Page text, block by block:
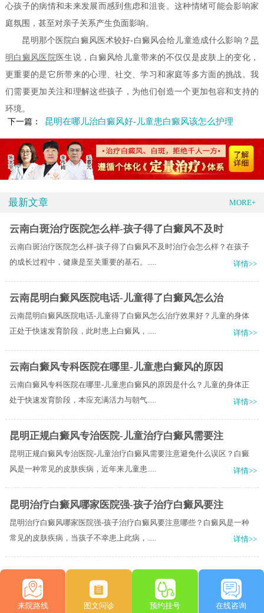
心孩子的病情和未来发展而感到焦虑和沮丧。这种情绪可能会影响家
庭氛围，甚至对亲子关系产生负面影响。
昆明那个医院白癜风医术较好-白癜风会给儿童造成什么影响？ 昆
明白癜风医院 医生说，白癜风给儿童带来的不仅仅是皮肤上的变化，
更重要的是它所带来的心理、社交、学习和家庭等多方面的挑战。我
们需要更加关注和理解这些孩子，为他们创造一个更加包容和支持的
环境。
下一篇：
昆明在哪儿治白癜风好-儿童患白癜风该怎么护理
最新文章 MORE+
云南白斑治疗医院怎么样-孩子得了白癜风不及时
云南白斑治疗医院怎么样-孩子得了白癜风不及时治疗会怎么样？在孩子
的成长过程中，健康是至关重要的基石。.....
详情>>
云南昆明白癜风医院电话-儿童得了白癜风怎么治
云南昆明白癜风医院电话-儿童得了白癜风怎么治疗效果好？儿童的身体
正处于快速发育阶段，此时患上白癜风，.....
详情>>
云南白癜风专科医院在哪里-儿童患白癜风的原因
云南白癜风专科医院在哪里-儿童患白癜风的原因是什么？儿童的身体正
处于快速发育阶段，本应充满活力与朝气.....
详情>>
昆明正规白癜风专治医院-儿童治疗白癜风需要注
昆明正规白癜风专治医院-儿童治疗白癜风需要注意避免什么误区？白癜
风是一种常见的皮肤疾病，近年来儿童患.....
详情>>
昆明治疗白癜风哪家医院强-孩子治疗白癜风要注
昆明治疗白癜风哪家医院强-孩子治疗白癜风要注意哪些？白癜风是一种
常见的皮肤疾病，当孩子不幸患上此病，.....
详情>>
来院路线 图文问诊 预约挂号 在线咨询